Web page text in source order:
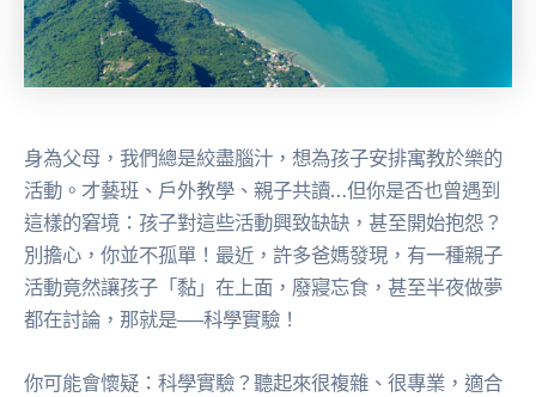
身為父母，我們總是絞盡腦汁，想為孩子安排寓教於樂的
活動。才藝班、戶外教學、親子共讀…但你是否也曾遇到
這樣的窘境：孩子對這些活動興致缺缺，甚至開始抱怨？
別擔心，你並不孤單！最近，許多爸媽發現，有一種親子
活動竟然讓孩子「黏」在上面，廢寢忘食，甚至半夜做夢
都在討論，那就是──科學實驗！
你可能會懷疑：科學實驗？聽起來很複雜、很專業，適合